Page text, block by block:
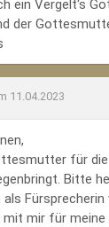
ein Vergelt's
der
11.04.2023
für die
Bitte
als
mir für meine